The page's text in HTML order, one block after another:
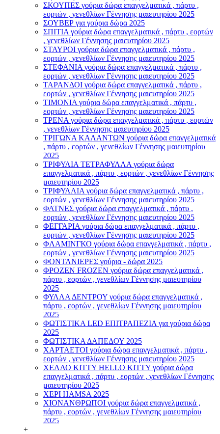
ΣΚΟΥΠΕΣ γούρια δώρα επαγγελματικά , πάρτυ ,
εορτών , γενεθλίων Γέννησης μαιευτηρίου 2025
ΣΟΥΒΕΡ για γούρια δώρα 2025
ΣΠΙΤΙΑ γούρια δώρα επαγγελματικά , πάρτυ , εορτών
, γενεθλίων Γέννησης μαιευτηρίου 2025
ΣΤΑΥΡΟI γούρια δώρα επαγγελματικά , πάρτυ ,
εορτών , γενεθλίων Γέννησης μαιευτηρίου 2025
ΣΤΕΦΑΝΙΑ γούρια δώρα επαγγελματικά , πάρτυ ,
εορτών , γενεθλίων Γέννησης μαιευτηρίου 2025
ΤΑΡΑΝΔΟΙ γούρια δώρα επαγγελματικά , πάρτυ ,
εορτών , γενεθλίων Γέννησης μαιευτηρίου 2025
ΤΙΜΟΝΙA γούρια δώρα επαγγελματικά , πάρτυ ,
εορτών , γενεθλίων Γέννησης μαιευτηρίου 2025
ΤΡΕΝΑ γούρια δώρα επαγγελματικά , πάρτυ , εορτών
, γενεθλίων Γέννησης μαιευτηρίου 2025
ΤΡΙΓΩΝΑ ΚΑΛΑΝΤΩΝ γούρια δώρα επαγγελματικά
, πάρτυ , εορτών , γενεθλίων Γέννησης μαιευτηρίου
2025
ΤΡΙΦΥΛΙΑ ΤΕΤΡΑΦΥΛΛΑ γούρια δώρα
επαγγελματικά , πάρτυ , εορτών , γενεθλίων Γέννησης
μαιευτηρίου 2025
ΤΡΙΦΥΛΛΙΑ γούρια δώρα επαγγελματικά , πάρτυ ,
εορτών , γενεθλίων Γέννησης μαιευτηρίου 2025
ΦΑΤΝΕΣ γούρια δώρα επαγγελματικά , πάρτυ ,
εορτών , γενεθλίων Γέννησης μαιευτηρίου 2025
ΦΕΓΓΑΡΙΑ γούρια δώρα επαγγελματικά , πάρτυ ,
εορτών , γενεθλίων Γέννησης μαιευτηρίου 2025
ΦΛΑΜΙΝΓΚΟ γούρια δώρα επαγγελματικά , πάρτυ ,
εορτών , γενεθλίων Γέννησης μαιευτηρίου 2025
ΦΟΝΤΑΝΙΕΡΕΣ γούρια - δώρα 2025
ΦΡΟΖΕΝ FROZEN γούρια δώρα επαγγελματικά ,
πάρτυ , εορτών , γενεθλίων Γέννησης μαιευτηρίου
2025
ΦΥΛΛΑ ΔΕΝΤΡΟΥ γούρια δώρα επαγγελματικά ,
πάρτυ , εορτών , γενεθλίων Γέννησης μαιευτηρίου
2025
ΦΩΤΙΣΤΙΚΑ LED ΕΠΙΤΡΑΠΕΖΙΑ για γούρια δώρα
2025
ΦΩΤΙΣΤΙΚΑ ΔΑΠΕΔΟΥ 2025
ΧΑΡΤΑΕΤΟI γούρια δώρα επαγγελματικά , πάρτυ ,
εορτών , γενεθλίων Γέννησης μαιευτηρίου 2025
ΧΕΛΛΟ ΚΙΤΤΥ HELLO KITTY γούρια δώρα
επαγγελματικά , πάρτυ , εορτών , γενεθλίων Γέννησης
μαιευτηρίου 2025
ΧΕΡΙ HAMSA 2025
ΧΙΟΝΑΝΘΡΩΠΟΙ γούρια δώρα επαγγελματικά ,
πάρτυ , εορτών , γενεθλίων Γέννησης μαιευτηρίου
2025
+